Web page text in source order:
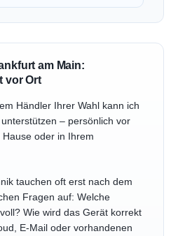
am Main:
vor Ort
Händler Ihrer Wahl kann ich
– persönlich vor
oder in Ihrem
tauchen oft erst nach dem
Fragen auf: Welche
Wie wird das Gerät korrekt
E-Mail oder vorhandenen